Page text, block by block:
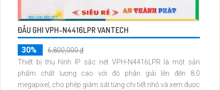
ĐẦU GHI VPH-N4416LPR VANTECH
30%
6,800,000 ₫
Thiết bị thu hình IP sắc nét VPH-N4416LPR là một sản
phẩm chất lượng cao với độ phân giải lên đến 8.0
megapixel, cho phép giám sát từng chi tiết nhỏ và xem được